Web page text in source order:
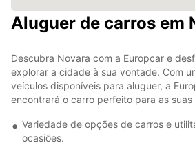
Aluguer de carros em
Descubra Novara com a Europcar e
explorar a cidade à sua vontade. Com
veículos disponíveis para aluguer, a
encontrará o carro perfeito para as suas
Variedade de opções de carros e
ocasiões.